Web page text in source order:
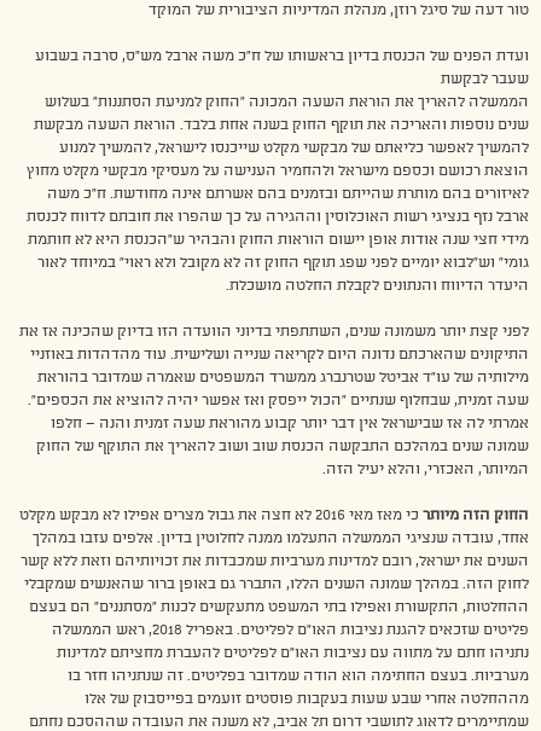
טור דעה של סיגל רוזן, מנהלת המדיניות הציבורית של המוקד
ועדת הפנים של הכנסת בדיון בראשותו של ח”כ משה ארבל מש”ס, סרבה בשבוע
שעבר לבקשת
הממשלה להאריך את הוראת השעה המכונה “החוק למניעת הסתננות” בשלוש
שנים נוספות והאריכה את תוקף החוק בשנה אחת בלבד. הוראת השעה מבקשת
להמשיך לאפשר כליאתם של מבקשי מקלט שייכנסו לישראל, להמשיך למנוע
הוצאת רכושם וכספם מישראל ולהחמיר הענישה על מעסיקי מבקשי מקלט מחוץ
לאיזורים בהם מותרת שהייתם ובזמנים בהם אשרתם אינה מחודשת. ח”כ משה
ארבל נזף בנציגי רשות האוכלוסין וההגירה על כך שהפרו את חובתם לדווח לכנסת
מידי חצי שנה אודות אופן יישום הוראות החוק והבהיר ש”הכנסת היא לא חותמת
גומי” וש”לבוא יומיים לפני שפג תוקף החוק זה לא מקובל ולא ראוי” במיוחד לאור
היעדר הדיווח והנתונים לקבלת החלטה מושכלת.
לפני קצת יותר משמונה שנים, השתתפתי בדיוני הוועדה הזו בדיוק שהכינה אז את
התיקונים שהארכתם נדונה היום לקריאה שנייה ושלישית. עוד מהדהדות באוזניי
מילותיה של עו”ד אביטל שטרנברג ממשרד המשפטים שאמרה שמדובר בהוראת
שעה זמנית, שבחלוף שנתיים “הכול ייפסק ואז אפשר יהיה להוציא את הכספים”.
אמרתי לה אז שבישראל אין דבר יותר קבוע מהוראת שעה זמנית והנה – חלפו
שמונה שנים במהלכם התבקשה הכנסת שוב ושוב להאריך את התוקף של החוק
המיותר, האכזרי, והלא יעיל הזה.
החוק הזה מיותר
כי מאז מאי 2016 לא חצה את גבול מצרים אפילו לא מבקש מקלט
אחד, עובדה שנציגי הממשלה התעלמו ממנה לחלוטין בדיון. אלפים עזבו במהלך
השנים את ישראל, רובם למדינות מערביות שמכבדות את זכויותיהם וזאת ללא קשר
לחוק הזה. במהלך שמונה השנים הללו, התברר גם באופן ברור שהאנשים שמקבלי
ההחלטות, התקשורת ואפילו בתי המשפט מתעקשים לכנות “מסתננים” הם בעצם
פליטים שזכאים להגנת נציבות האו”ם לפליטים. באפריל 2018, ראש הממשלה
נתניהו חתם על מתווה עם נציבות האו”ם לפליטים להעברת מחציתם למדינות
מערביות. בעצם החתימה הוא הודה שמדובר בפליטים. זה שנתניהו חזר בו
מההחלטה אחרי שבע שעות בעקבות פוסטים זועמים בפייסבוק של אלו
שמתיימרים לדאוג לתושבי דרום תל אביב, לא משנה את העובדה שההסכם נחתם